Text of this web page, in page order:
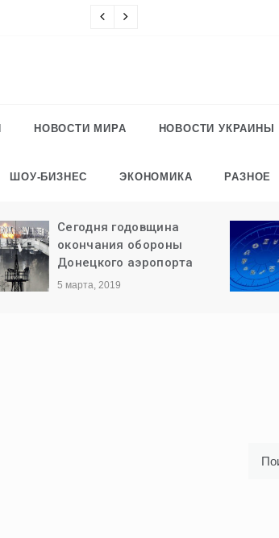
Что известно о
НОВОСТИ МИРА НОВОСТИ УКРАИНЫ
ШОУ-БИЗНЕС ЭКОНОМИКА РАЗНОЕ
Сегодня годовщина
окончания обороны
Донецкого аэропорта
5 марта, 2019